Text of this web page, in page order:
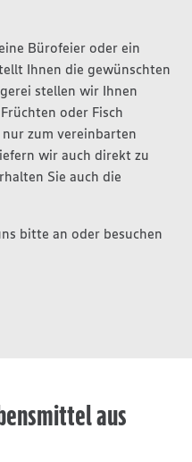
Bürofeier oder ein
Ihnen die gewünschten
stellen wir Ihnen
oder Fisch
zum vereinbarten
wir auch direkt zu
Sie auch die
bitte an oder besuchen
aus